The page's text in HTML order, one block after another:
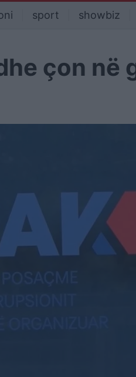
sport showbiz
çon në